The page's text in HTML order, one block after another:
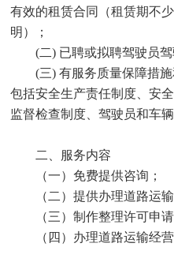
有效的租赁合同（租赁期不
明）；
(二) 已聘或拟聘驾驶员驾
(三) 有服务质量保障措
包括安全生产责任制度、安
监督检查制度、驾驶员和车
二、服务内容
（一）免费提供咨询；
（二）提供办理道路运
（三）制作整理许可申请
（四）办理道路运输经